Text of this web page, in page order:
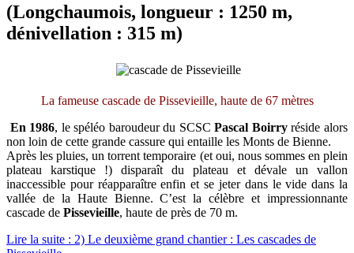
(Longchaumois, longueur : 1250 m,
dénivellation : 315 m)
La fameuse cascade de Pissevieille, haute de 67 mètres
En 1986, le spéléo baroudeur du SCSCPascal Boirryréside alors
non loin de cette grande cassure qui entaille les Monts de Bienne.
Après les pluies, un torrent temporaire (et oui, nous sommes en plein
plateau karstique !) disparaît du plateau et dévale un vallon
inaccessible pour réapparaître enfin et se jeter dans le vide dans la
vallée de la Haute Bienne. C’est la célèbre et impressionnante
cascade de Pissevieille, haute de près de 70 m.
Lire la suite : 2) Le deuxième grand chantier : Les cascades de